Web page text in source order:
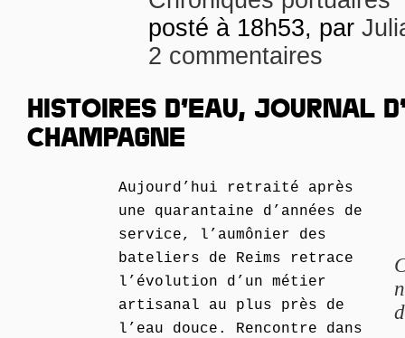
posté à 18h53, par
2 commentaires
HISTOIRES D’EAU, JOURNAL
CHAMPAGNE
Aujourd’hui retraité après
une quarantaine d’années de
service, l’aumônier des
bateliers de Reims retrace
l’évolution d’un métier
artisanal au plus près de
l’eau douce. Rencontre dans